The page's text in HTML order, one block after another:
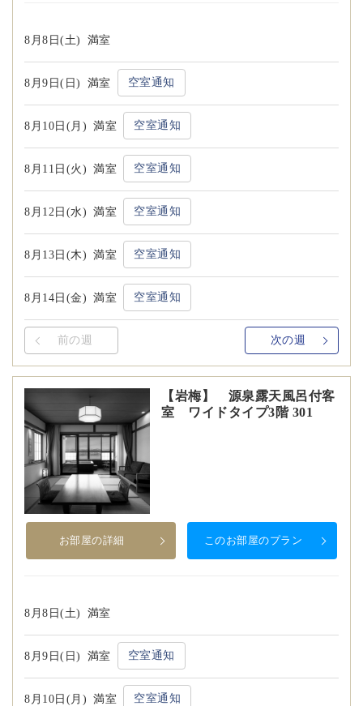
8月8日(土) 満室
8月9日(日) 満室 空室通知
8月10日(月) 満室 空室通知
8月11日(火) 満室 空室通知
8月12日(水) 満室 空室通知
8月13日(木) 満室 空室通知
8月14日(金) 満室 空室通知
前の週 次の週
【岩梅】 源泉露天風呂付客
室 ワイドタイプ3階 301
お部屋の詳細 このお部屋のプラン
8月8日(土) 満室
8月9日(日) 満室 空室通知
8月10日(月) 満室 空室通知